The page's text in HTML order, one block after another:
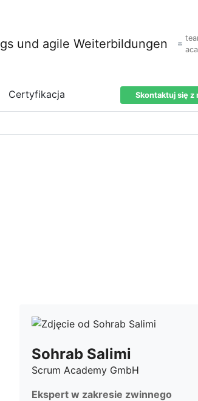
Certyfikacja Skontaktuj się z
Sohrab Salimi
Scrum Academy GmbH
Ekspert w zakresie zwinnego